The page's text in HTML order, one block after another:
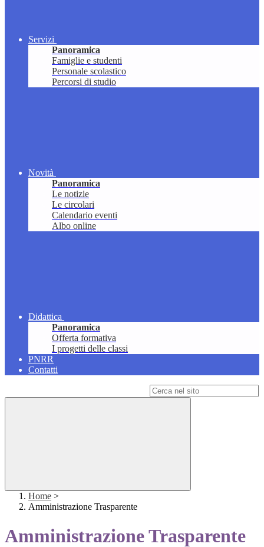
Servizi
Panoramica
Famiglie e studenti
Personale scolastico
Percorsi di studio
Novità
Panoramica
Le notizie
Le circolari
Calendario eventi
Albo online
Didattica
Panoramica
Offerta formativa
I progetti delle classi
PNRR
Contatti
Home >
Amministrazione Trasparente
Amministrazione Trasparente